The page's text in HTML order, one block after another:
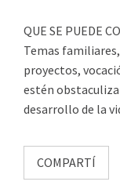
QUE SE PUEDE
Temas
proyectos,
estén
desarrollo de la
COMPARTÍ